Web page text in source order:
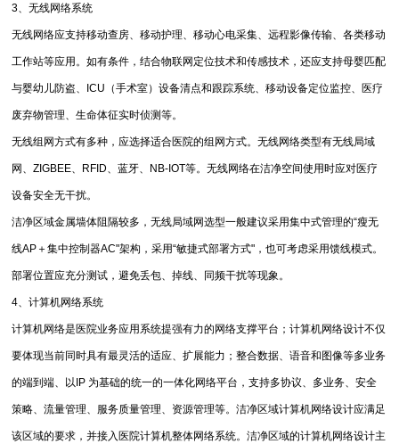
3、无线网络系统
无线网络应支持移动查房、移动护理、移动心电采集、远程影像传输、各类移动
工作站等应用。如有条件，结合物联网定位技术和传感技术，还应支持母婴匹配
与婴幼儿防盗、ICU（手术室）设备清点和跟踪系统、移动设备定位监控、医疗
废弃物管理、生命体征实时侦测等。
无线组网方式有多种，应选择适合医院的组网方式。无线网络类型有无线局域
网、ZIGBEE、RFID、蓝牙、NB-IOT等。无线网络在洁净空间使用时应对医疗
设备安全无干扰。
洁净区域金属墙体阻隔较多，无线局域网选型一般建议采用集中式管理的“瘦无
线AP＋集中控制器AC"架构，采用“敏捷式部署方式"，也可考虑采用馈线模式。
部署位置应充分测试，避免丢包、掉线、同频干扰等现象。
4、计算机网络系统
计算机网络是医院业务应用系统提强有力的网络支撑平台；计算机网络设计不仅
要体现当前同时具有最灵活的适应、扩展能力；整合数据、语音和图像等多业务
的端到端、以IP 为基础的统一的一体化网络平台，支持多协议、多业务、安全
策略、流量管理、服务质量管理、资源管理等。洁净区域计算机网络设计应满足
该区域的要求，并接入医院计算机整体网络系统。洁净区域的计算机网络设计主